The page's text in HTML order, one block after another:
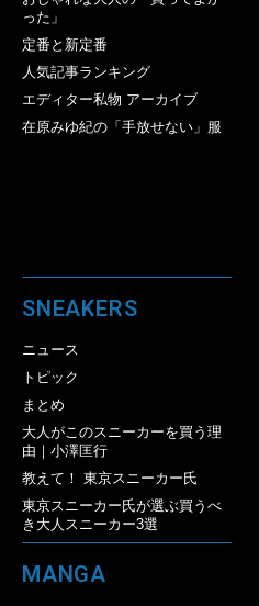
った」
定番と新定番
人気記事ランキング
エディター私物 アーカイブ
在原みゆ紀の「手放せない」服
SNEAKERS
ニュース
トピック
まとめ
大人がこのスニーカーを買う理
由｜小澤匡行
教えて！ 東京スニーカー氏
東京スニーカー氏が選ぶ買うべ
き大人スニーカー3選
MANGA